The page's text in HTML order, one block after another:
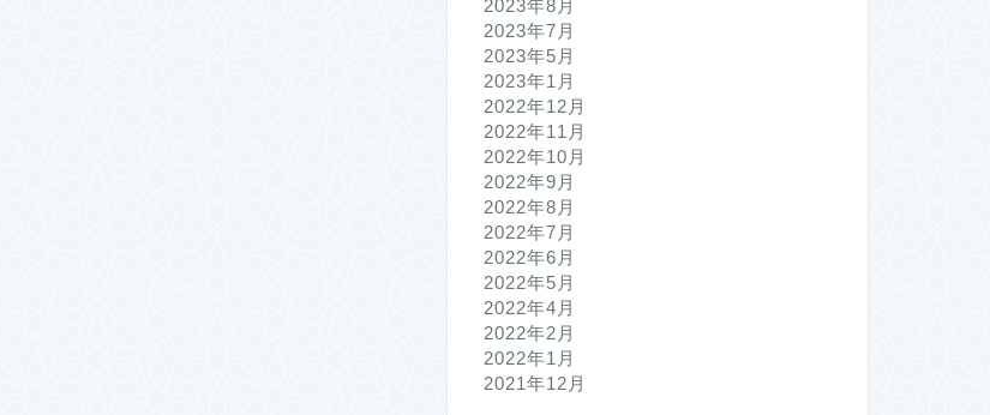
2023年8月
2023年7月
2023年5月
2023年1月
2022年12月
2022年11月
2022年10月
2022年9月
2022年8月
2022年7月
2022年6月
2022年5月
2022年4月
2022年2月
2022年1月
2021年12月